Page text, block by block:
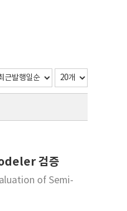
검증
of Semi-